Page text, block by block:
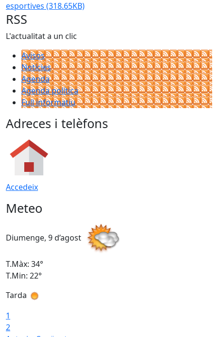
esportives (318.65KB)
RSS
L'actualitat a un clic
Avisos
Notícies
Agenda
Agenda política
Full informatiu
Adreces i telèfons
Accedeix
Meteo
Diumenge, 9 d’agost
T.Màx: 34°
T.Min: 22°
Tarda
1
2